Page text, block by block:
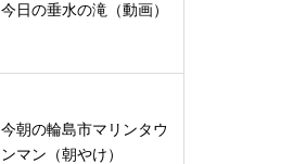
今日の垂水の滝（動画）
今朝の輪島市マリンタウ
ンマン（朝やけ）